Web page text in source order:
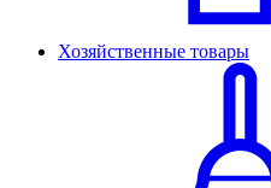
Хозяйственные товары